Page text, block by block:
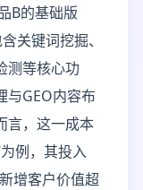
B的基础版
关键词挖掘、
测等核心功
与GEO内容布
言，这一成本
例，其投入
增客户价值超